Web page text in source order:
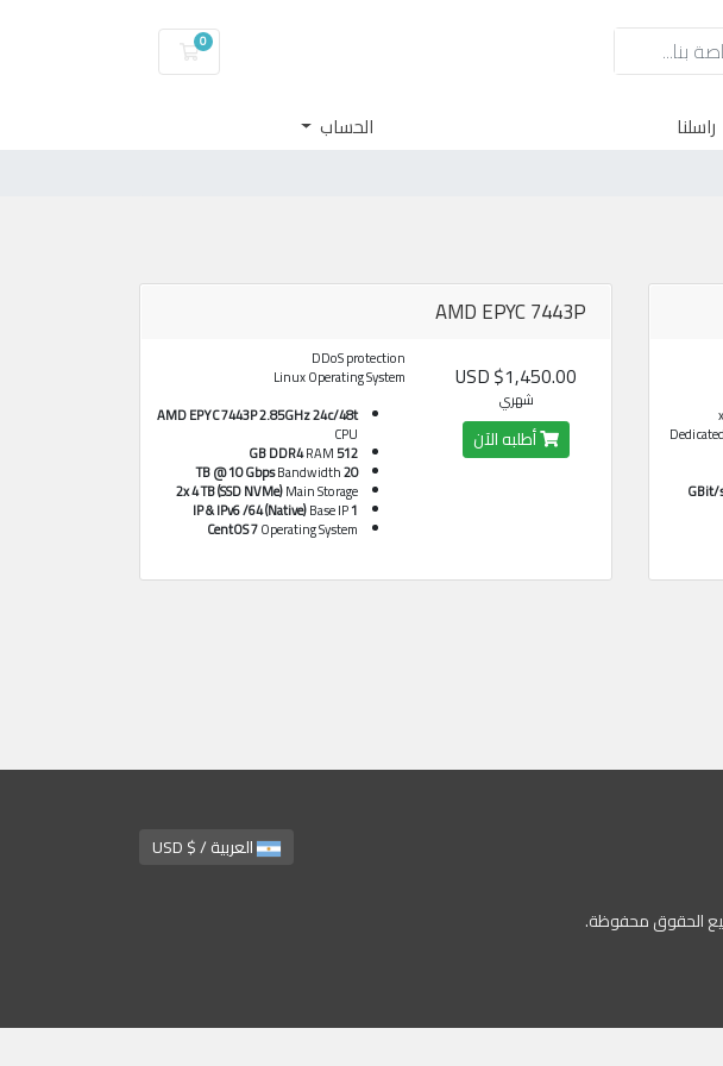
0
راسلنا الحساب
AMD EPYC 7443P
DDoS protection
Linux Operating System
AMD EPYC 7443P 2.85GHz 24c/48t
CPU
512 GB DDR4
RAM
20 TB @ 10 Gbps
Bandwidth
2x 4 TB (SSD NVMe)Main Storage
1 IP & IPv6 /64 (Native)
Base IP
CentOS 7Operating System
$1,450.00 USD
شهري
أطلبه الآن